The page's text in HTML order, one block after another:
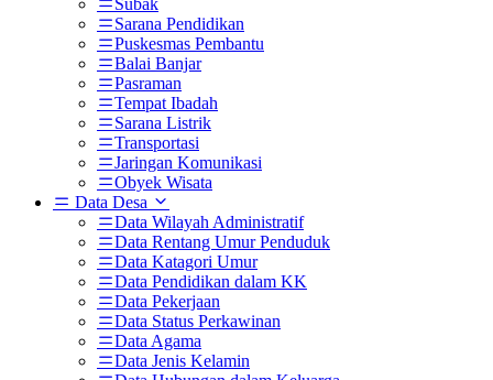
Subak
Sarana Pendidikan
Puskesmas Pembantu
Balai Banjar
Pasraman
Tempat Ibadah
Sarana Listrik
Transportasi
Jaringan Komunikasi
Obyek Wisata
Data Desa
Data Wilayah Administratif
Data Rentang Umur Penduduk
Data Katagori Umur
Data Pendidikan dalam KK
Data Pekerjaan
Data Status Perkawinan
Data Agama
Data Jenis Kelamin